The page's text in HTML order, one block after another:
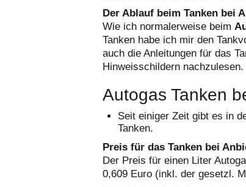
Der Ablauf beim Tanken bei
Wie ich normalerweise beim
Tanken habe ich mir den
auch die Anleitungen für das
Hinweisschildern nachzulesen.
Autogas Tanken
Seit einiger Zeit gibt es in
Tanken.
Preis für das Tanken bei
Der Preis für einen Liter
0,609 Euro (inkl. der gesetzl.